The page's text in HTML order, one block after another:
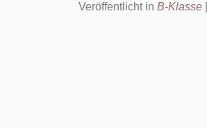
Veröffentlicht in B-Klasse